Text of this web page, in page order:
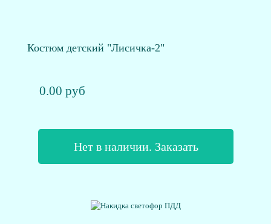
Костюм детский "Лисичка-2"
0.00 руб
Нет в наличии. Заказать